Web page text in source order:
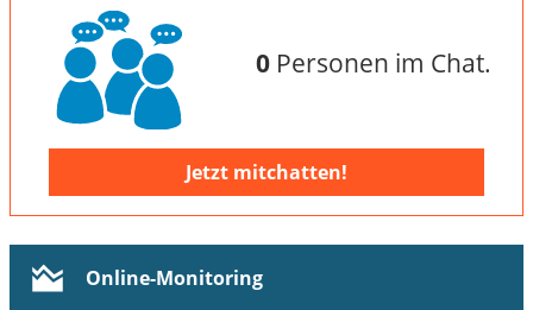
0Personen im Chat.
Jetzt mitchatten!
Online-Monitoring